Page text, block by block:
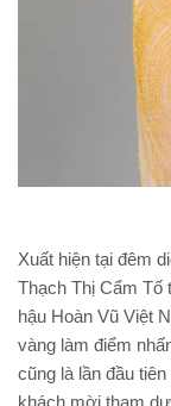
Xuất hiện tại đêm
Thạch Thị Cẩm Tố
hậu Hoàn Vũ Việt
vàng làm điểm
cũng là lần đầu
khách mời tham